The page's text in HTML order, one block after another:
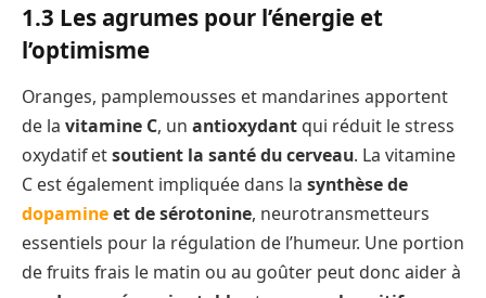
1.3 Les agrumes pour l’énergie et
l’optimisme
Oranges, pamplemousses et mandarines apportent
de la vitamine C, un antioxydant qui réduit le stress
oxydatif etsoutient la santé du cerveau. La vitamine
C est également impliquée dans la synthèse de
dopamineet de sérotonine, neurotransmetteurs
essentiels pour la régulation de l’humeur. Une portion
de fruits frais le matin ou au goûter peut donc aider à